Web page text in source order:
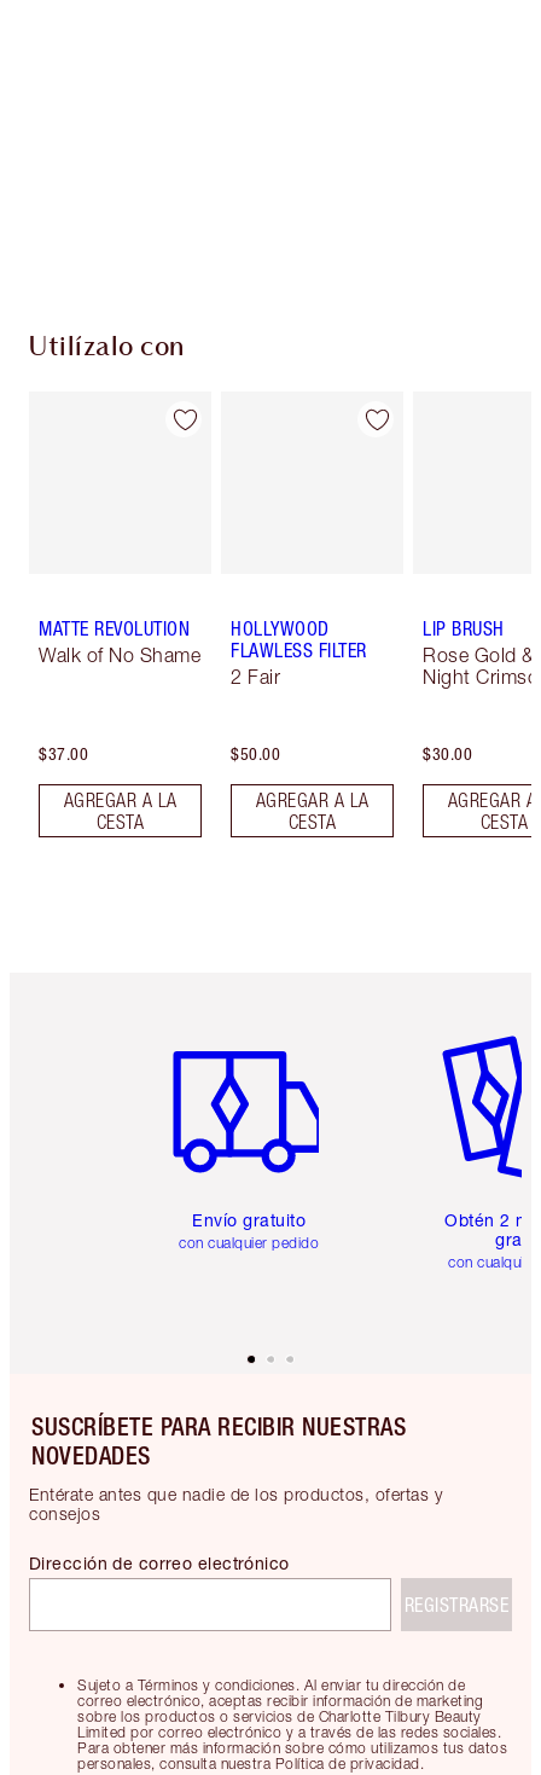
Utilízalo con
MATTE REVOLUTION
Walk of No Shame
$37.00
AGREGAR A LA
CESTA
HOLLYWOOD
FLAWLESS FILTER
2 Fair
$50.00
AGREGAR A LA
CESTA
LIP BRUSH
Rose Gold &
Night
$30.00
AGREGAR
CESTA
Envío gratuito
con cualquier pedido
Obtén 2
gratis
con
SUSCRÍBETE PARA RECIBIR NUESTRAS
NOVEDADES
Entérate antes que nadie de los productos, ofertas y
consejos
Sujeto a Términos y condiciones. Al enviar tu dirección de
correo electrónico, aceptas recibir información de marketing
sobre los productos o servicios de Charlotte Tilbury Beauty
Limited por correo electrónico y a través de las redes sociales.
Para obtener más información sobre cómo utilizamos tus datos
personales, consulta nuestra Política de privacidad.
Dirección de correo electrónico
REGISTRARSE